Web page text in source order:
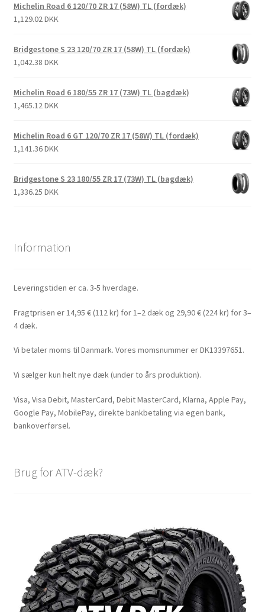
Michelin Road 6 120/70 ZR 17 (58W) TL (fordæk)
1,129.02 DKK
Bridgestone S 23 120/70 ZR 17 (58W) TL (fordæk)
1,042.38 DKK
Michelin Road 6 180/55 ZR 17 (73W) TL (bagdæk)
1,465.12 DKK
Michelin Road 6 GT 120/70 ZR 17 (58W) TL (fordæk)
1,141.36 DKK
Bridgestone S 23 180/55 ZR 17 (73W) TL (bagdæk)
1,336.25 DKK
Information
Leveringstiden er ca. 3-5 hverdage.
Fragtprisen er 14,95 € (112 kr) for 1–2 dæk og 29,90 € (224 kr) for 3–
4 dæk.
Vi betaler moms til Danmark. Vores momsnummer er DK13397651.
Vi sælger kun helt nye dæk (under to års produktion).
Visa, Visa Debit, MasterCard, Debit MasterCard, Klarna, Apple Pay,
Google Pay, MobilePay, direkte bankbetaling via egen bank,
bankoverførsel.
Brug for ATV-dæk?